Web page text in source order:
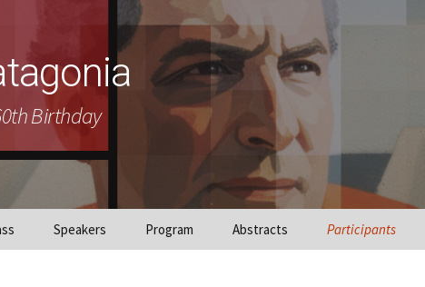
Birthday
Speakers Program Abstracts Participants